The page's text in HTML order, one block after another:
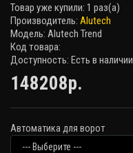
Товар уже купили: 1 раз(а)
Производитель: Alutech
Модель: Alutech Trend
Код товара:
Доступность: Есть в наличии
148208р.
Автоматика для ворот